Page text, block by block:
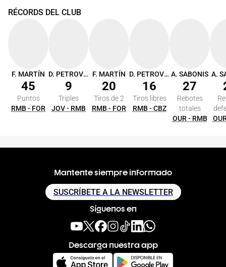
RÉCORDS DEL CLUB
F. MARTÍN
45
Puntos
RMB - FOR
D. PETROVIC
9
Triples
JOV - RMB
F. MARTÍN
20
Tiros de 2
RMB - FOR
D. PETROVIC
16
Tiros libres
RMB - CBZ
A. SABONIS
27
Rebotes
totales
OUR - RMB
A.
Mantente siempre informado
SUSCRÍBETE A LA NEWSLETTER
Síguenos en
Descarga nuestra app